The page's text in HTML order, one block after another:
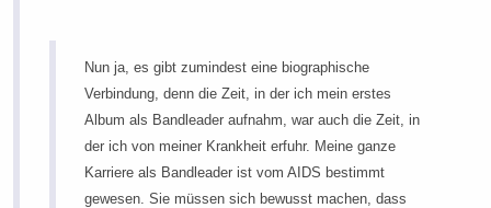
Nun ja, es gibt zumindest eine biographische
Verbindung, denn die Zeit, in der ich mein erstes
Album als Bandleader aufnahm, war auch die Zeit, in
der ich von meiner Krankheit erfuhr. Meine ganze
Karriere als Bandleader ist vom AIDS bestimmt
gewesen. Sie müssen sich bewusst machen, dass